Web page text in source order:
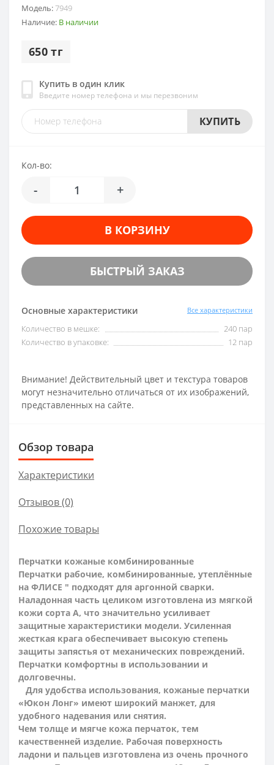
Модель:7949
Наличие: В наличии
650 тг
Купить в один клик
Введите номер телефона и мы перезвоним
КУПИТЬ
Кол-во:
- +
В КОРЗИНУ
БЫСТРЫЙ ЗАКАЗ
Основные характеристики Все характеристики
Количество в мешке:
240 пар
Количество в упаковке:
12 пар
Внимание! Действительный цвет и текстура товаров
могут незначительно отличаться от их изображений,
представленных на сайте.
Обзор товара
Характеристики
Отзывов (0)
Похожие товары
Перчатки кожаные комбинированные
Перчатки рабочие, комбинированные, утеплённые
на ФЛИСЕ " подходят для аргонной сварки.
Наладонная часть целиком изготовлена из мягкой
кожи сорта А, что значительно усиливает
защитные характеристики модели. Усиленная
жесткая крага обеспечивает высокую степень
защиты запястья от механических повреждений.
Перчатки комфортны в использовании и
долговечны.
Для удобства использования, кожаные перчатки
«Юкон Лонг» имеют широкий манжет, для
удобного надевания или снятия.
Чем толще и мягче кожа перчаток, тем
качественней изделие. Рабочая поверхность
ладони и пальцев изготовлена из очень прочного